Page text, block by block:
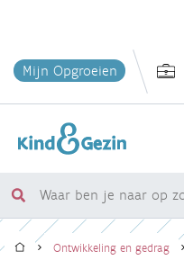
en
inhoud
Mijn Opgroeien
Waar
ben
je
HomeOntwikkeling en gedrag